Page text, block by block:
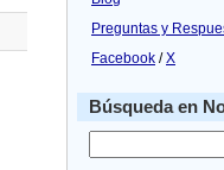
Preguntas y
Facebook /X
Búsqueda en